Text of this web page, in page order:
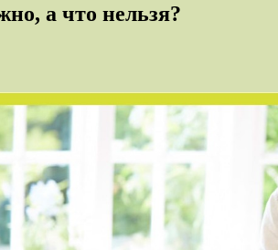
а что нельзя?